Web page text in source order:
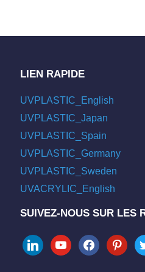
LIEN RAPIDE
UVPLASTIC_English
UVPLASTIC_Japan
UVPLASTIC_Spain
UVPLASTIC_Germany
UVPLASTIC_Sweden
UVACRYLIC_English
SUIVEZ-NOUS SUR LES
linkedinyoutubefacebookpinterest